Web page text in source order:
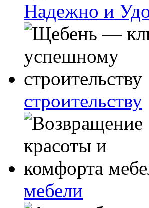
Надежно и
строительству
мебели